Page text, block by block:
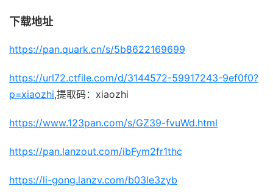
下载地址
https://pan.quark.cn/s/5b8622169699
https://url72.ctfile.com/d/3144572-59917243-9ef0f0?
p=xiaozhi,提取码：xiaozhi
https://www.123pan.com/s/GZ39-fvuWd.html
https://pan.lanzout.com/ibFym2fr1thc
https://li-gong.lanzv.com/b03le3zyb